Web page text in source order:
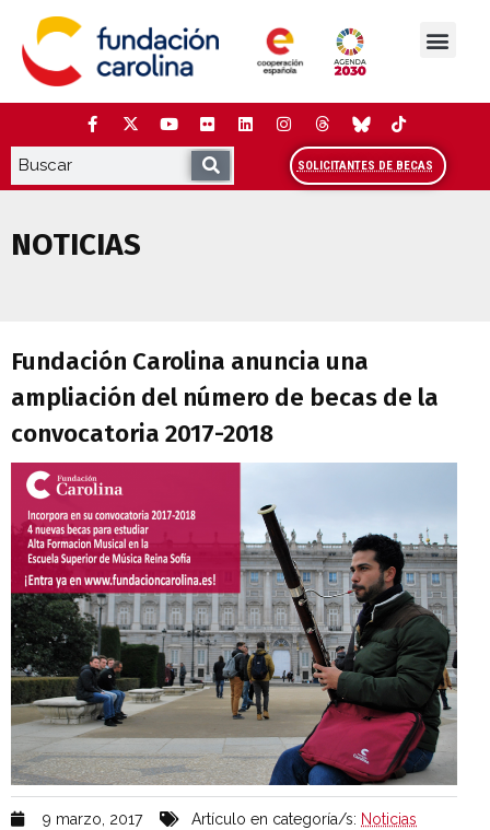
contenido
SOLICITANTES DE BECAS
NOTICIAS
Fundación Carolina anuncia una
ampliación del número de becas de la
convocatoria 2017-2018
9 marzo, 2017 Artículo en categoría/s: Noticias